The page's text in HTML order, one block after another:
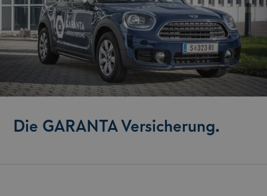
Die GARANTA Versicherung.